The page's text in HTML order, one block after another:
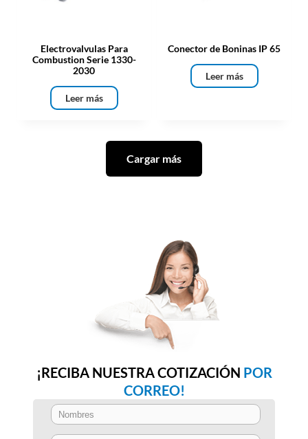
Electrovalvulas Para
Combustion Serie 1330-
2030
Leer más
Conector de Boninas IP 65
Leer más
Cargar más
¡RECIBA NUESTRA COTIZACIÓN POR
CORREO!